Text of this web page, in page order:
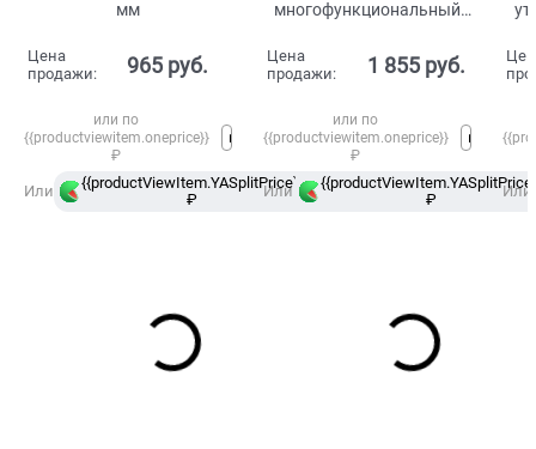
мм
Цена
продажи:
965 руб.
или по
{{productviewitem.oneprice}}
₽
Или
{{productViewItem.YASplitPrice}}
₽
в
Сплит
многофункциональный
Цена
продажи:
1 855 руб.
или по
{{productviewitem.oneprice}}
₽
Или
₽
Или